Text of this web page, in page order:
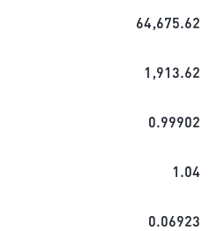
64,675.62
1,913.62
0.99902
1.04
0.06923